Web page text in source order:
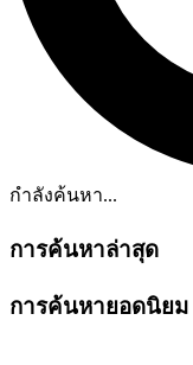
กำลังค้นหา...
การค้นหาล่าสุด
การค้นหายอดนิยม